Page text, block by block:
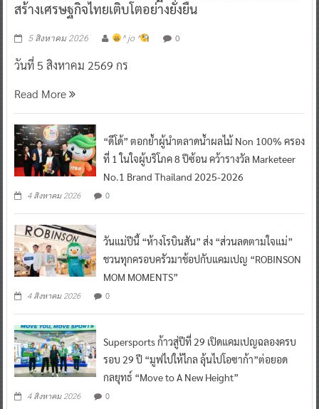
สร้างเศรษฐกิจไทยเติบโตอย่างยั่งยืน
5 สิงหาคม 2026 ^ jo ^ 0
วันที่ 5 สิงหาคม 2569 กร
Read More
“ดีโด้” ตอกย้ำผู้นำตลาดน้ำผลไม้ Non 100% ครอง
ที่ 1 ในใจผู้บริโภค 8 ปีซ้อน คว้ารางวัล Marketeer
No.1 Brand Thailand 2025-2026
4 สิงหาคม 2026 0
วันแม่ปีนี้ “ห้างโรบินสัน” ส่ง “ส่วนลดตามใจแม่”
ชวนทุกครอบครัวมาช้อปกับแคมเปญ “ROBINSON
MOM MOMENTS”
4 สิงหาคม 2026 0
Supersports ก้าวสู่ปีที่ 29 เปิดแคมเปญฉลองครบ
รอบ 29 ปี “มูฟไปให้ไกล ลุ้นไปโอซาก้า”ต่อยอด
กลยุทธ์ “Move to A New Height”
4 สิงหาคม 2026 0